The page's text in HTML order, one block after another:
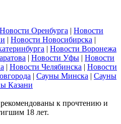
Новости Оренбурга | Новости
| Новости Новосибирска |
| Новости Воронежа
| Новости Уфы | Новости
| Новости Челябинска | Новости
| Сауны Минска | Сауны
Казани
к прочтению и
18 лет.